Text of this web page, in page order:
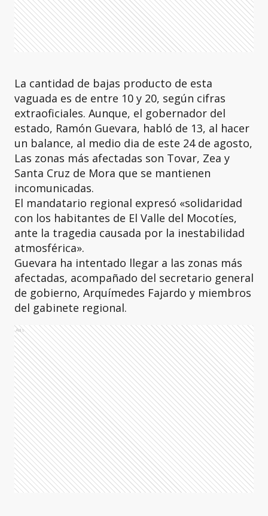
La cantidad de bajas producto de esta
vaguada es de entre 10 y 20, según cifras
extraoficiales. Aunque, el gobernador del
estado, Ramón Guevara, habló de 13, al hacer
un balance, al medio dia de este 24 de agosto,
Las zonas más afectadas son Tovar, Zea y
Santa Cruz de Mora que se mantienen
incomunicadas.
El mandatario regional expresó «solidaridad
con los habitantes de El Valle del Mocotíes,
ante la tragedia causada por la inestabilidad
atmosférica».
Guevara ha intentado llegar a las zonas más
afectadas, acompañado del secretario general
de gobierno, Arquímedes Fajardo y miembros
del gabinete regional.
Ads